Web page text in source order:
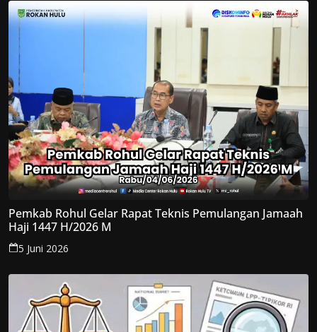
Pemkab Rohul Gelar Rapat Teknis Pemulangan Jamaah
Haji 1447 H/2026 M
5 Juni 2026